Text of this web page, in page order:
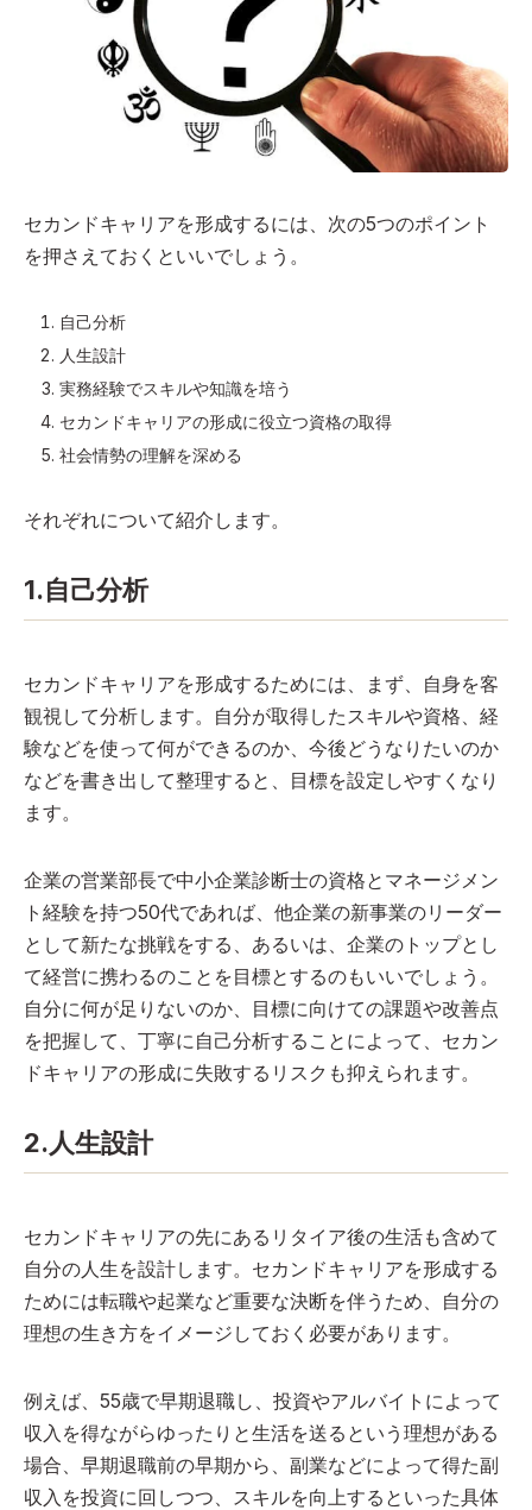
セカンドキャリアを形成するには、次の5つのポイント
を押さえておくといいでしょう。
自己分析
人生設計
実務経験でスキルや知識を培う
セカンドキャリアの形成に役立つ資格の取得
社会情勢の理解を深める
それぞれについて紹介します。
1.自己分析
セカンドキャリアを形成するためには、まず、自身を客
観視して分析します。自分が取得したスキルや資格、経
験などを使って何ができるのか、今後どうなりたいのか
などを書き出して整理すると、目標を設定しやすくなり
ます。
企業の営業部長で中小企業診断士の資格とマネージメン
ト経験を持つ50代であれば、他企業の新事業のリーダー
として新たな挑戦をする、あるいは、企業のトップとし
て経営に携わるのことを目標とするのもいいでしょう。
自分に何が足りないのか、目標に向けての課題や改善点
を把握して、丁寧に自己分析することによって、セカン
ドキャリアの形成に失敗するリスクも抑えられます。
2.人生設計
セカンドキャリアの先にあるリタイア後の生活も含めて
自分の人生を設計します。セカンドキャリアを形成する
ためには転職や起業など重要な決断を伴うため、自分の
理想の生き方をイメージしておく必要があります。
例えば、55歳で早期退職し、投資やアルバイトによって
収入を得ながらゆったりと生活を送るという理想がある
場合、早期退職前の早期から、副業などによって得た副
収入を投資に回しつつ、スキルを向上するといった具体